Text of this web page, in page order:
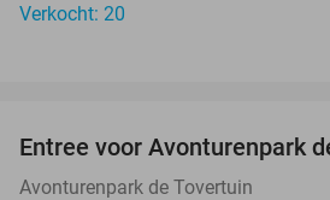
Verkocht: 20
TODAY
Entree voor Avonturenpark
Avonturenpark de Tovertuin